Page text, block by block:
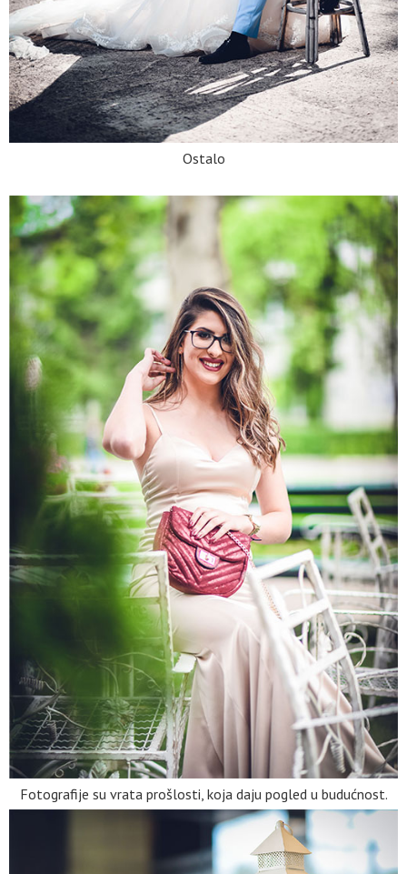
Ostalo
Fotografije su vrata prošlosti, koja daju pogled u budućnost.